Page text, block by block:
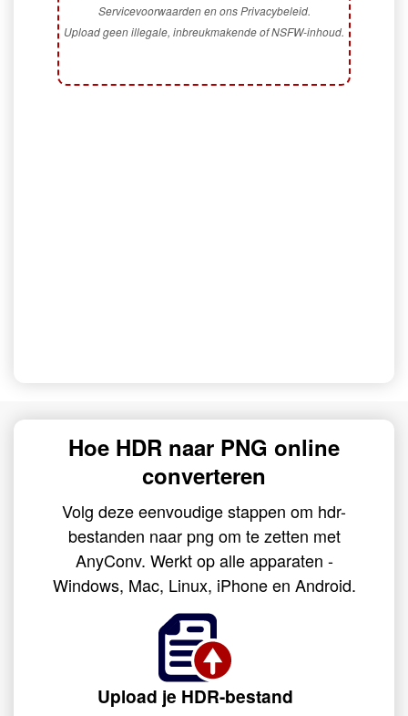
Servicevoorwaarden en ons Privacybeleid.
Upload geen illegale, inbreukmakende of NSFW-inhoud.
Hoe HDR naar PNG online
converteren
Volg deze eenvoudige stappen om hdr-
bestanden naar png om te zetten met
AnyConv. Werkt op alle apparaten -
Windows, Mac, Linux, iPhone en Android.
Upload je HDR-bestand